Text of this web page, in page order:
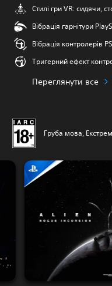
Стилі гри VR: сидячи,
Вібрація гарнітури
Вібрація контролерів
Тригерний ефект
Переглянути все
Груба мова,